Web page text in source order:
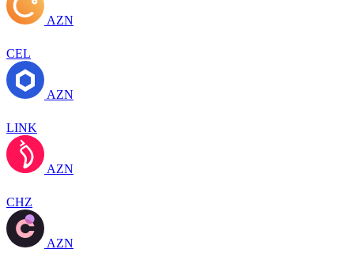
AZN
CEL
AZN
LINK
AZN
CHZ
AZN